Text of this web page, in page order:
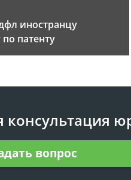
иностранцу
патенту
консультация
вопрос